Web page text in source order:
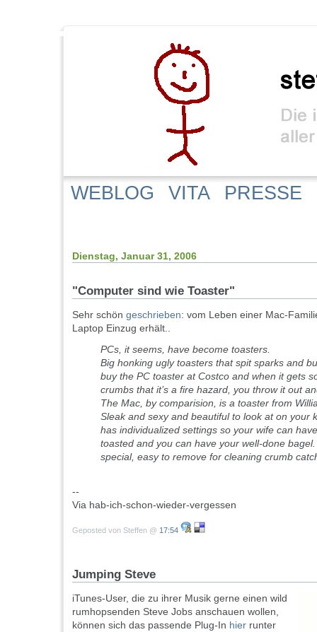
WEBLOG VITA PRESSE
Dienstag, Januar 31, 2006
"Computer sind wie Toaster"
Sehr schön geschrieben: vom Leben einer Mac-
Laptop Einzug erhält..
PCs, it seems, have become toasters.
Big honking ugly toasters that spit sparks and
buy the PC toaster at Costco and when it gets
crumbs that it’s a fire hazard, you throw it out
The Mac, by comparision, is a toaster from
Sleak and sexy and beautiful to look at on your
has individualized settings so your wife can
toasted and you can have your well-done bagel.
special, easy to remove for cleaning crumb
--
Via hab-ich-schon-wieder-vergessen
Geposted von Steffen @ 17:54
Jumping Steve
iTunes-User, die zu ihrer Musik gerne einen wild
rumhopsenden Steve Jobs anschauen wollen,
können sich das passende Plug-In hier runter